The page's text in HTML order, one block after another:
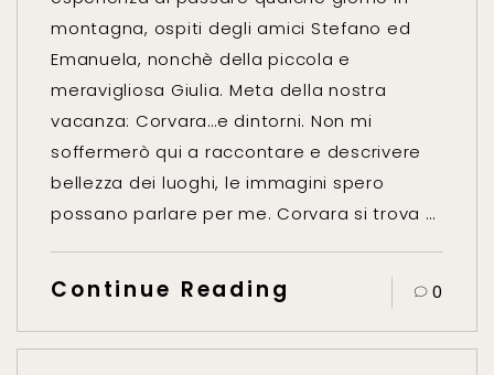
montagna, ospiti degli amici Stefano ed
Emanuela, nonchè della piccola e
meravigliosa Giulia. Meta della nostra
vacanza: Corvara…e dintorni. Non mi
soffermerò qui a raccontare e descrivere
bellezza dei luoghi, le immagini spero
possano parlare per me. Corvara si trova …
Continue Reading 0